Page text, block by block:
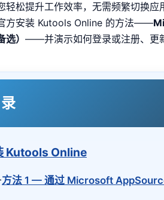
轻松提升工作效率，无需频繁切换
方安装 Kutools Online 的方法——
） ——并演示如何登录或注册、更
Kutools Online
方法 1 — 通过 Microsoft